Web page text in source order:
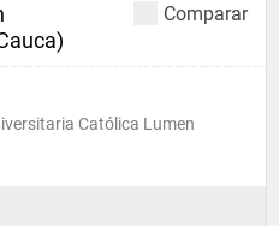
Comparar
Católica Lumen